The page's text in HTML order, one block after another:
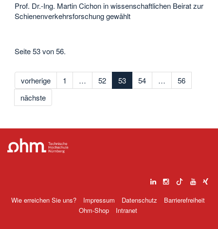
Prof. Dr.-Ing. Martin Cichon in wissenschaftlichen Beirat zur
Schienenverkehrsforschung gewählt
Seite 53 von 56.
vorherige 1 … 52 53 54 …
56
nächste
Wie erreichen Sie uns? Impressum Datenschutz
Barrierefreiheit
Ohm-Shop
Intranet